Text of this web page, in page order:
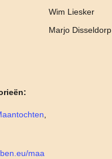
maa
Wim Liesker
Marjo Disseldorp